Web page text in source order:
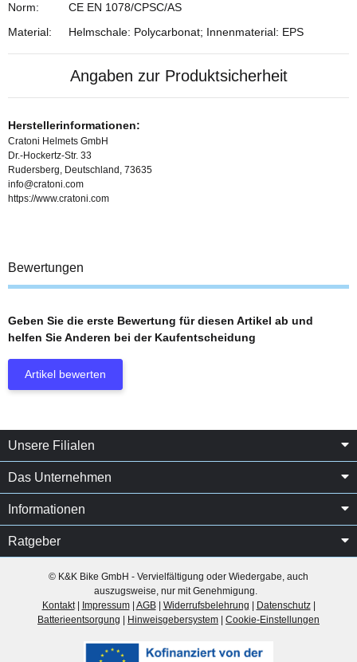
Norm:
CE EN 1078/CPSC/AS
Material:
Helmschale: Polycarbonat; Innenmaterial: EPS
Angaben zur Produktsicherheit
Herstellerinformationen:
Cratoni Helmets GmbH
Dr.-Hockertz-Str. 33
Rudersberg, Deutschland, 73635
info@cratoni.com
https://www.cratoni.com
Bewertungen
Geben Sie die erste Bewertung für diesen Artikel ab und
helfen Sie Anderen bei der Kaufentscheidung
Artikel bewerten
Unsere Filialen
Das Unternehmen
Informationen
Ratgeber
© K&K Bike GmbH - Vervielfältigung oder Wiedergabe, auch
auszugsweise, nur mit Genehmigung.
Kontakt| Impressum| AGB| Widerrufsbelehrung Datenschutz|
Batterieentsorgung
Hinweisgebersystem Cookie-Einstellungen